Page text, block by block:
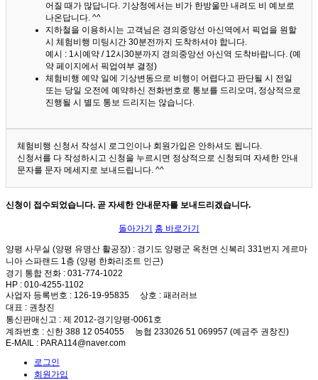
어질 때가 많답니다. 기상청에서는 비가 한방울만 내려도 비 예보로
나온답니다. ^^
지하철을 이용하시는 고객님은 경의중앙선 아신역에서 픽업을 원할
시 체험비행 미팅시간 30분전까지 도착하셔야 합니다.
예시 : 1시예약 / 12시30분까지 경의중앙선 아신역 도착바랍니다. (예
약 페이지에서 픽업여부 결정)
체험비행 예약 일에 기상변동으로 비행이 어렵다고 판단될 시 전일
또는 당일 오전에 예약하신 전화번호로 통보를 드리오며, 정상적으로
진행될 시 별도 통보 드리지는 않습니다.
체험비행 신청서 작성시 로그인이나 회원가입은 안하셔도 됩니다.
신청서를 다 작성하시고 신청을 누르시면 정상적으로 신청되며 자세한 안내
문자를 문자 메세지로 보내드립니다. ^^
신청이 접수되었습니다. 곧 자세한 안내문자를 보내드리겠습니다.
돌아가기 홈 바로가기
양평 사무실 (양평 유명산 활공장) : 경기도 양평군 옥천면 신복리 331번지 게르마
니아 스파랜드 1층 (양평 한화리조트 인근)
경기 통합 전화 : 031-774-1022
HP : 010-4255-1102
사업자 등록번호 : 126-19-95835 상호 : 패러러브
대표 : 권창진
통신판매신고 : 제 2012-경기양평-0061호
계좌번호 : 신한 388 12 054055 농협 233026 51 069957 (예금주 권창진)
E-MAIL : PARA114@naver.com
로그인
회원가입